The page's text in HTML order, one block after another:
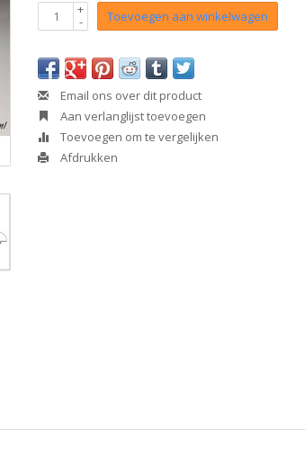
+
- Toevoegen aan winkelwagen
Email ons over dit product
Aan verlanglijst toevoegen
Toevoegen om te vergelijken
Afdrukken